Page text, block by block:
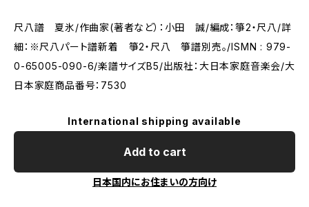
尺八譜 夏氷/作曲家(著者など）：小田 誠/編成：箏2・尺八/詳
細：※尺八パート譜新着 箏2・尺八 箏譜別売。/ISMN : 979-
0-65005-090-6/楽譜サイズB5/出版社：大日本家庭音楽会/大
日本家庭商品番号：7530
International shipping available
Add to cart
日本国内にお住まいの方向け